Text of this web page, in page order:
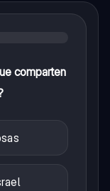
comparten